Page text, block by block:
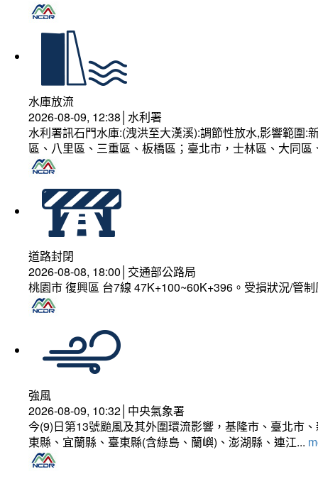
水庫放流
2026-08-09, 12:38│水利署
水利署訊石門水庫:(洩洪至大漢溪):調節性放水,影響範圍
區、八里區、三重區、板橋區；臺北市，士林區、大同
道路封閉
2026-08-08, 18:00│交通部公路局
桃園市 復興區 台7線 47K+100~60K+396。受損狀況/管
強風
2026-08-09, 10:32│中央氣象署
今(9)日第13號颱風及其外圍環流影響，基隆市、臺北市
東縣、宜蘭縣、臺東縣(含綠島、蘭嶼)、澎湖縣、連江...